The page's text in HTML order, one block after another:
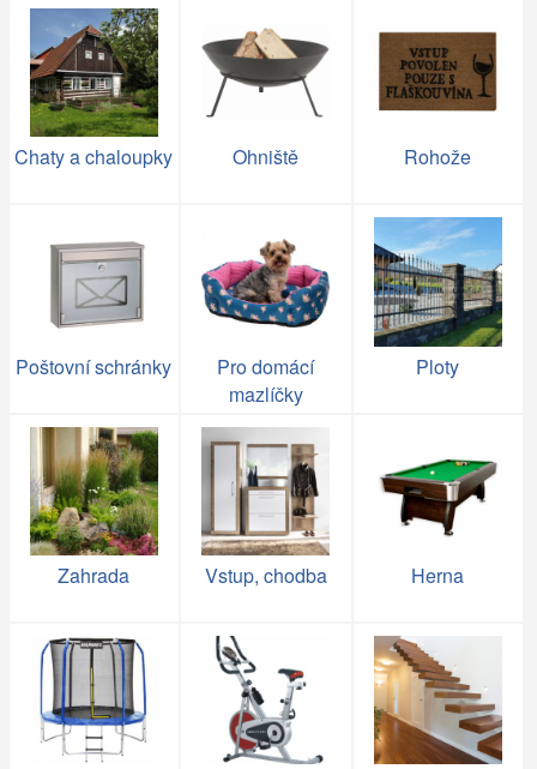
Chaty a chaloupky Ohniště Rohože
Poštovní schránky
Pro domácí
mazlíčky
Ploty
Zahrada Vstup, chodba Herna